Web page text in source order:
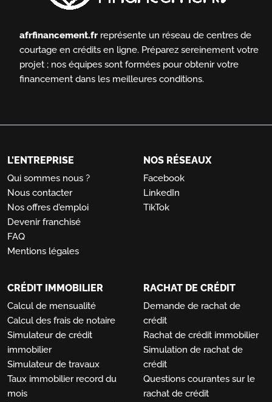
afrfinancement.fr représente un réseau de centres de
courtage en crédits en ligne. Préparez sereinement votre
projet ; nos équipes sont formées pour obtenir votre
financement dans les meilleures conditions.
L'ENTREPRISE
Qui sommes nous ?
Nous contacter
Nos offres d'emploi
Devenir franchisé
FAQ
Mentions légales
NOS RÉSEAUX
Facebook
LinkedIn
TikTok
CRÉDIT IMMOBILIER
Calcul de mensualité
Calcul des frais de notaire
Simulateur de crédit
immobilier
Simulateur de travaux
Taux immobilier record du
mois
RACHAT DE CRÉDIT
Demande de rachat de
crédit
Rachat de crédit immobilier
Simulation de rachat de
crédit
Questions courantes sur le
rachat de crédit